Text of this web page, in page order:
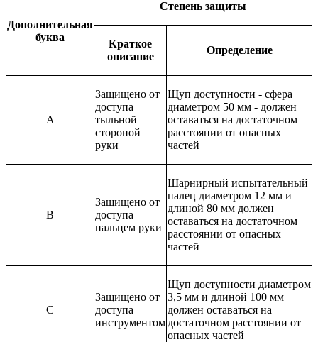
Дополнительная
буква
Степень защиты
Краткое
описание
Определение
A
Защищено от
доступа
тыльной
стороной
руки
Щуп доступности - сфера
диаметром 50 мм - должен
оставаться на достаточном
расстоянии от опасных
частей
B
Защищено от
доступа
пальцем руки
Шарнирный испытательный
палец диаметром 12 мм и
длиной 80 мм должен
оставаться на достаточном
расстоянии от опасных
частей
C
Защищено от
доступа
инструментом
Щуп доступности диаметром
3,5 мм и длиной 100 мм
должен оставаться на
достаточном расстоянии от
опасных частей